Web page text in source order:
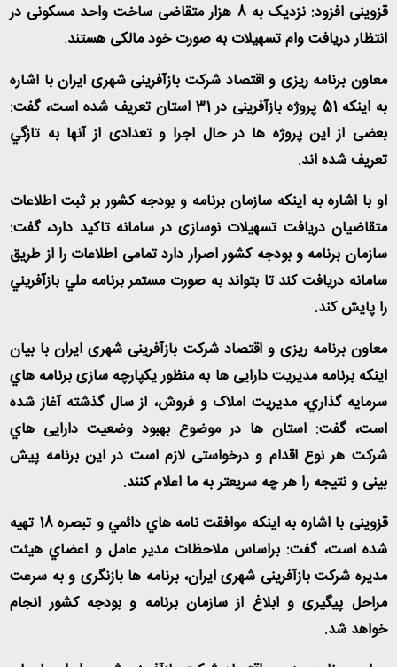
قزوینی افزود: نزدیک به 8 هزار متقاضی ساخت واحد مسکونی در
انتظار دریافت وام تسهیلات به صورت خود مالکی هستند.
معاون برنامه ریزی و اقتصاد شرکت بازآفرینی شهری ایران با اشاره
به اینکه 51 پروژه بازآفرینی در 31 استان تعریف شده است، گفت:
بعضی از این پروژه ها در حال اجرا و تعدادی از آنها به تازگي
تعریف شده اند.
او با اشاره به اینکه سازمان برنامه و بودجه کشور بر ثبت اطلاعات
متقاضیان دریافت تسهیلات نوسازی در سامانه تاکید دارد، گفت:
سازمان برنامه و بودجه کشور اصرار دارد تمامی اطلاعات را از طریق
سامانه دریافت کند تا بتواند به صورت مستمر برنامه ملي بازآفريني
را پایش کند.
معاون برنامه ریزی و اقتصاد شرکت بازآفرینی شهری ایران با بیان
اینکه برنامه مدیریت دارایی ها به منظور یکپارچه سازی برنامه هاي
سرمايه گذاري، مديريت املاک و فروش، از سال گذشته آغاز شده
است، گفت: استان ها در موضوع بهبود وضعیت دارایی هاي
شركت هر نوع اقدام و درخواستی لازم است در این برنامه پیش
بینی و نتیجه را هر چه سریعتر به ما اعلام کنند.
قزوینی با اشاره به اینکه موافقت نامه هاي دائمي و تبصره 18 تهیه
شده است، گفت: براساس ملاحظات مدير عامل و اعضاي هیئت
مدیره شرکت بازآفرینی شهری ایران، برنامه ها بازنگری و به سرعت
مراحل پیگیری و ابلاغ از سازمان برنامه و بودجه كشور انجام
خواهد شد.